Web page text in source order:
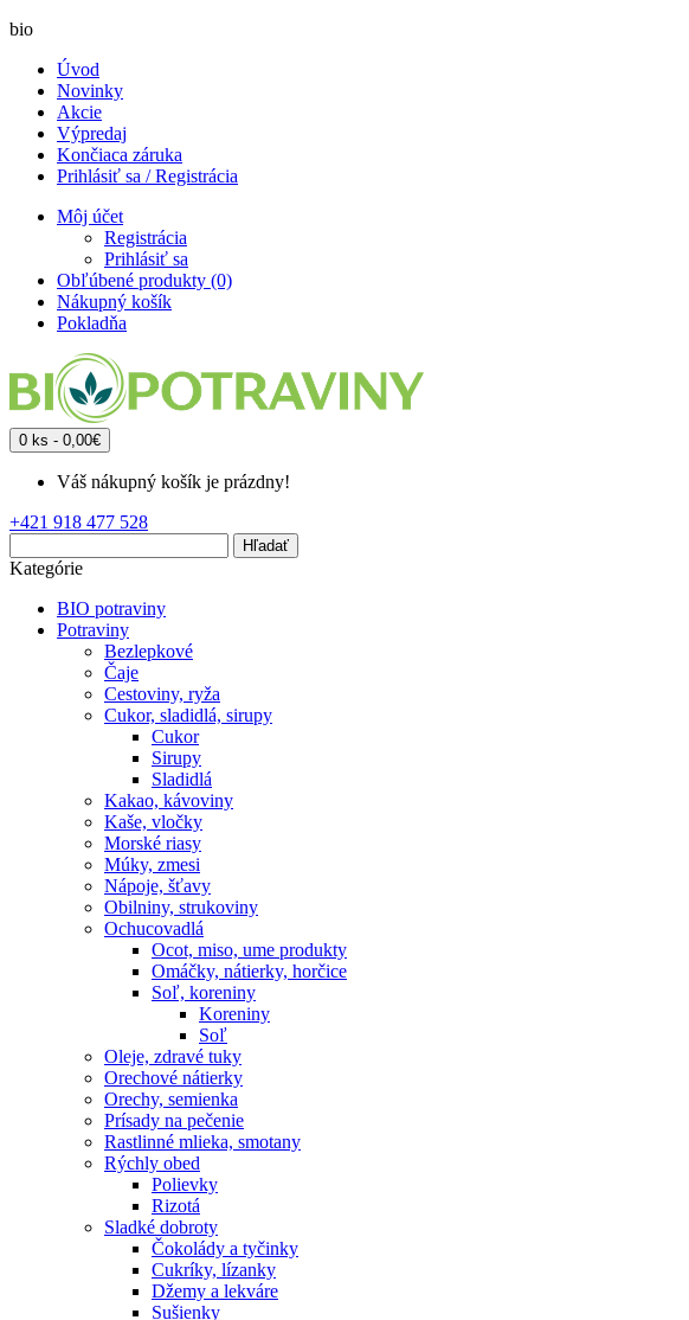
bio
Úvod
Novinky
Akcie
Výpredaj
Končiaca záruka
Prihlásiť sa / Registrácia
Môj účet
Registrácia
Prihlásiť sa
Obľúbené produkty (0)
Nákupný košík
Pokladňa
0 ks - 0,00€
Váš nákupný košík je prázdny!
+421 918 477 528
Hľadať
Kategórie
BIO potraviny
Potraviny
Bezlepkové
Čaje
Cestoviny, ryža
Cukor, sladidlá, sirupy
Cukor
Sirupy
Sladidlá
Kakao, kávoviny
Kaše, vločky
Morské riasy
Múky, zmesi
Nápoje, šťavy
Obilniny, strukoviny
Ochucovadlá
Ocot, miso, ume produkty
Omáčky, nátierky, horčice
Soľ, koreniny
Koreniny
Soľ
Oleje, zdravé tuky
Orechové nátierky
Orechy, semienka
Prísady na pečenie
Rastlinné mlieka, smotany
Rýchly obed
Polievky
Rizotá
Sladké dobroty
Čokolády a tyčinky
Cukríky, lízanky
Džemy a lekváre
Sušienky